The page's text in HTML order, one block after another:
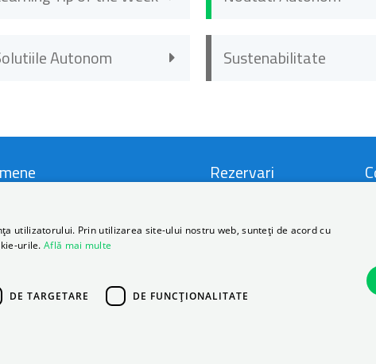
Autonom Sustenabilitate
si Conditii
de Prelucrare a Datelor
Rezervari
Locatii
utilizatorului. Prin utilizarea site-ului nostru web, sunteți de acord cu
urile.Află mai multe
DE TARGETARE DE FUNCŢIONALITATE